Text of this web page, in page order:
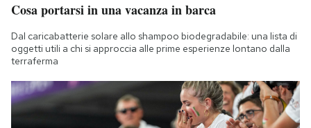
Cosa portarsi in una vacanza in barca
Dal caricabatterie solare allo shampoo biodegradabile: una lista di
oggetti utili a chi si approccia alle prime esperienze lontano dalla
terraferma